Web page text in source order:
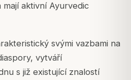
aktivní Ayurvedic
svými vazbami na
vytváří
s již existující znalostí